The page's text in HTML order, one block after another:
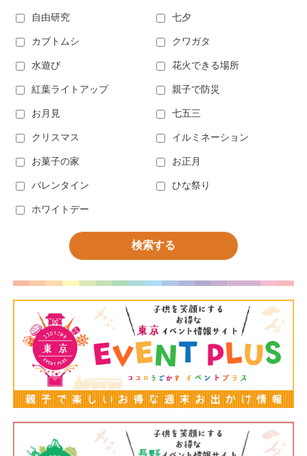
自由研究 七夕
カブトムシ クワガタ
水遊び 花火できる場所
紅葉ライトアップ 親子で防災
お月見 七五三
クリスマス イルミネーション
お菓子の家 お正月
バレンタイン ひな祭り
ホワイトデー